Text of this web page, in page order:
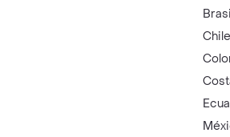
Chile